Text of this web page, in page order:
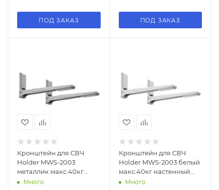
ПОД ЗАКАЗ ПОД ЗАКАЗ
Кронштейн для СВЧ
Holder MWS-2003
металлик макс.40кг
настенный
Много
Кронштейн для СВЧ
Holder MWS-2003 белый
макс.40кг настенный
фиксированный
Много